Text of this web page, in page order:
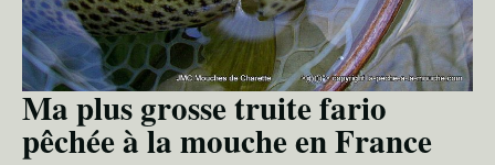
Ma plus grosse truite fario
pêchée à la mouche en France